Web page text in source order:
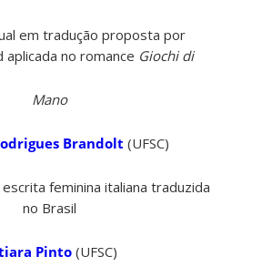
em tradução proposta por
aplicada no romance Giochi di
Mano
Brandolt (UFSC)
feminina italiana traduzida
no Brasil
Pinto(UFSC)